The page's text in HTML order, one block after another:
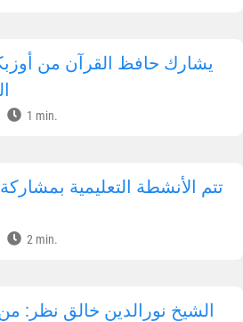
يشارك حافظ القرآن من
1 min.
تتم الأنشطة التعليمية
2 min.